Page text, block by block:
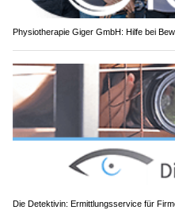
Physiotherapie Giger GmbH: Hilfe bei
Die Detektivin: Ermittlungsservice für